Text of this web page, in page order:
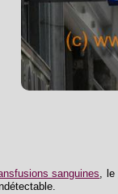
sanguines, le